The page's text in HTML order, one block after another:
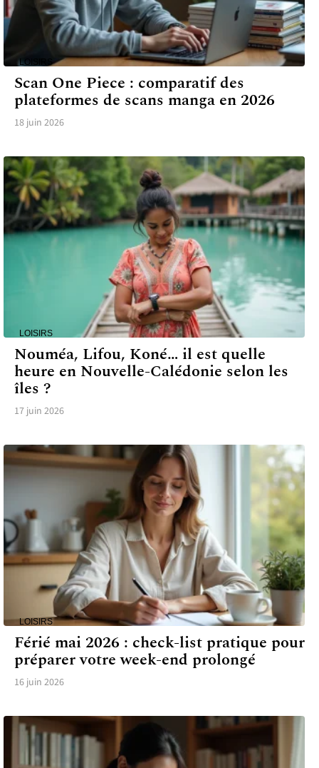
LOISIRS
Scan One Piece : comparatif des
plateformes de scans manga en 2026
18 juin 2026
LOISIRS
Nouméa, Lifou, Koné… il est quelle
heure en Nouvelle-Calédonie selon les
îles ?
17 juin 2026
LOISIRS
Férié mai 2026 : check-list pratique pour
préparer votre week-end prolongé
16 juin 2026